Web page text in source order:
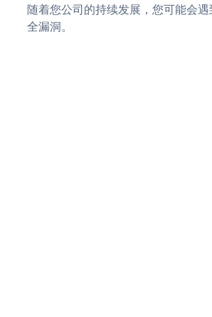
随着您公司的持续发展，您可能会
全漏洞。